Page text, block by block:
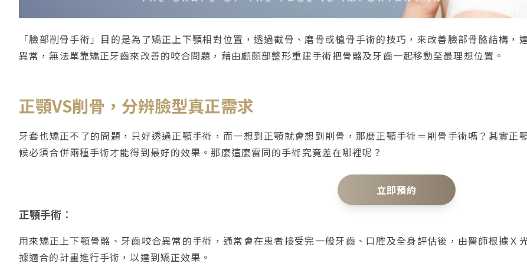
「臉部削骨手術」目的是為了矯正上下顎相對位置，透過截骨、磨骨或植骨手術的技巧，來改善臉部骨骼結構
異常，無法單靠矯正牙齒來改善的咬合問題，藉由顱顏部整形重建手術把骨骼及牙齒一起移動至最理想位置。
正顎VS削骨，分辨臉型真正需求
牙套也矯正不了的問題，只好透過正顎手術，而一想到正顎就會想到削骨，那麼正顎手術＝削骨手術嗎？其實
候必須合併兩種手術才能得到最好的效果。那麼這麼雷同的手術究竟差在哪裡呢？
立即預約
正顎手術 ：
用來矯正上下顎骨骼、牙齒咬合異常的手術，通常會在患者接受完一般牙齒、口腔及全身評估後，由醫師根據
據適合的計畫進行手術，以達到矯正效果。